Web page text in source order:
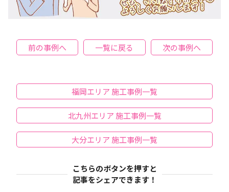
前の事例へ 一覧に戻る 次の事例へ
福岡エリア 施工事例一覧
北九州エリア 施工事例一覧
大分エリア 施工事例一覧
こちらのボタンを押すと
記事をシェアできます！